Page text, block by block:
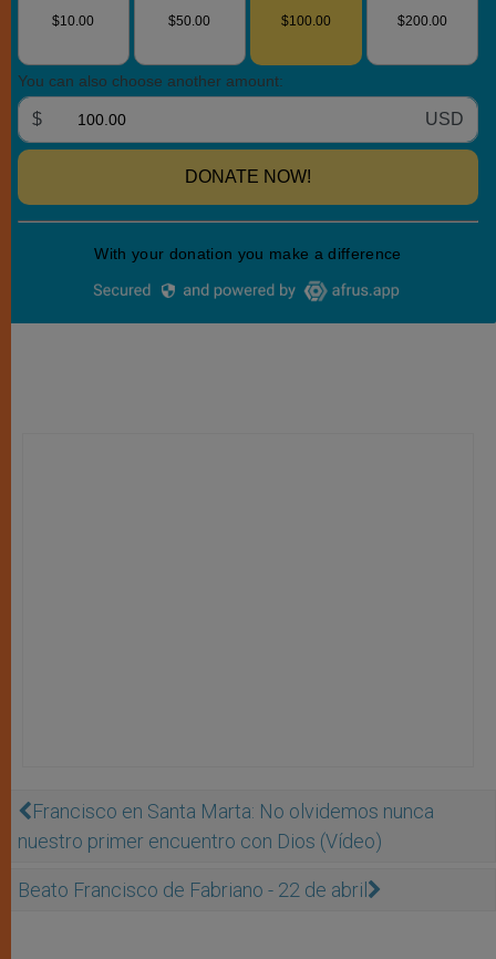
Francisco en Santa Marta: No olvidemos nunca
nuestro primer encuentro con Dios (Vídeo)
Beato Francisco de Fabriano - 22 de abril